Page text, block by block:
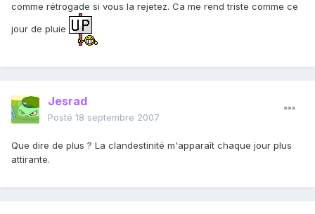
comme rétrogade si vous la rejetez. Ca me rend triste comme ce
jour de pluie
Jesrad
Posté 18 septembre 2007
Que dire de plus ? La clandestinité m'apparaît chaque jour plus
attirante.